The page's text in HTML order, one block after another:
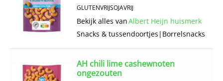
GLUTENVRIJSOJAVRIJ
Bekijk alles vanAlbert Heijn huismerk
Snacks & tussendoortjes | Borrelsnacks
AH chili lime cashewnoten
ongezouten